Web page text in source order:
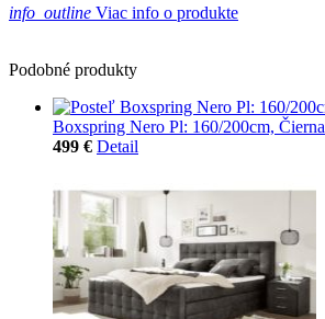
info_outline Viac info o produkte
Podobné produkty
Boxspring Nero Pl: 160/200cm, Čierna
499 € Detail